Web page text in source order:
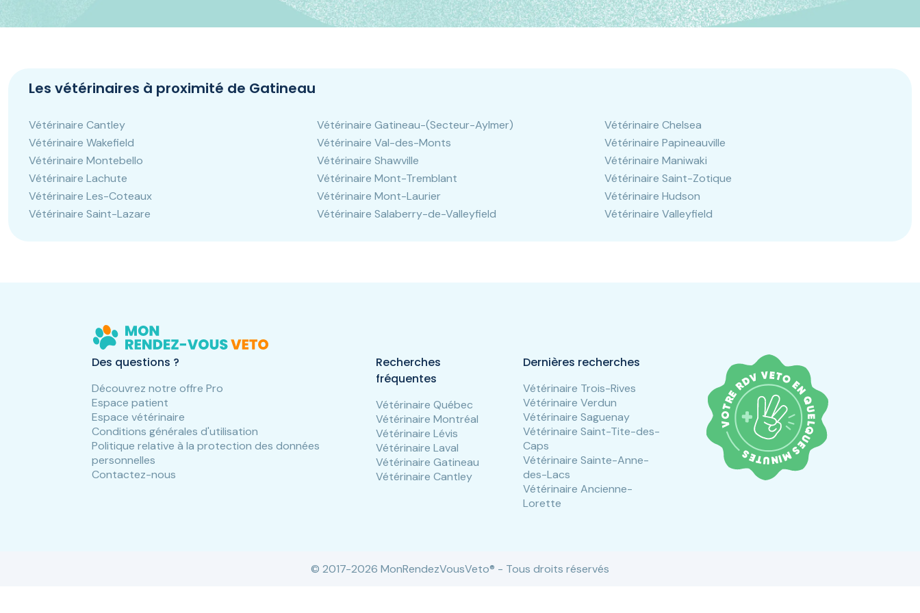
Les vétérinaires à proximité de Gatineau
Vétérinaire Cantley Vétérinaire Gatineau-(Secteur-Aylmer)
Vétérinaire Chelsea
Vétérinaire Wakefield
Vétérinaire Val-des-Monts
Vétérinaire Papineauville
Vétérinaire Montebello
Vétérinaire Shawville
Vétérinaire Maniwaki
Vétérinaire Lachute
Vétérinaire Mont-Tremblant
Vétérinaire Saint-Zotique
Vétérinaire Les-Coteaux
Vétérinaire Mont-Laurier
Vétérinaire Hudson
Vétérinaire Saint-Lazare
Vétérinaire Salaberry-de-Valleyfield Vétérinaire Valleyfield
Des questions ?
Découvrez notre offre Pro
Espace patient
Espace vétérinaire
Conditions générales d'utilisation
Politique relative à la protection des données
personnelles
Contactez-nous
Recherches
fréquentes
Vétérinaire Québec
Vétérinaire Montréal
Vétérinaire Lévis
Vétérinaire Laval
Vétérinaire Gatineau
Vétérinaire Cantley
Dernières recherches
Vétérinaire Trois-Rives
Vétérinaire Verdun
Vétérinaire Saguenay
Vétérinaire Saint-Tite-des-
Caps
Vétérinaire Sainte-Anne-
des-Lacs
Vétérinaire Ancienne-
Lorette
© 2017-2026 MonRendezVousVeto® - Tous droits réservés